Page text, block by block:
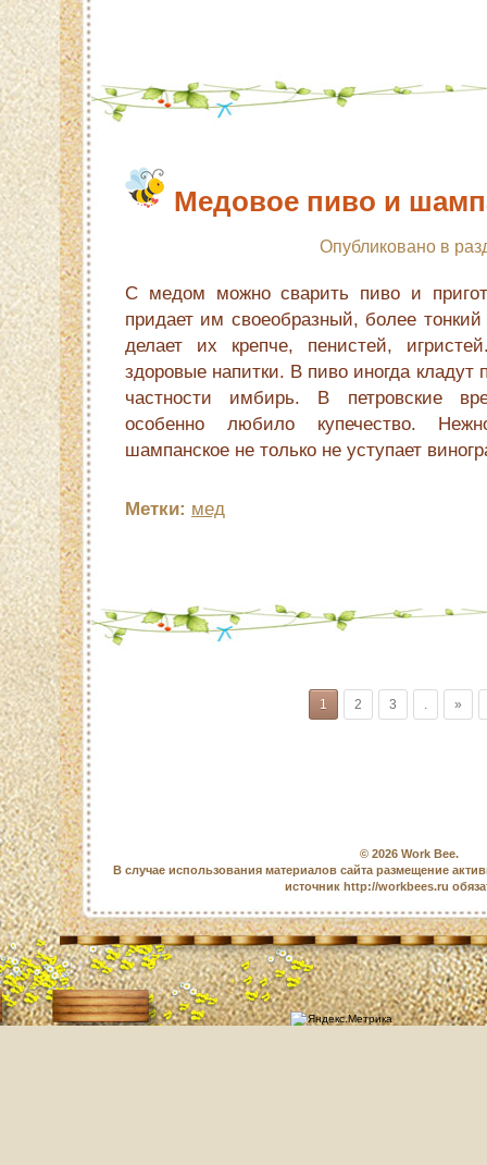
Медовое пиво и
Опубликовано в
С медом можно сварить пиво и
придает им своеобразный, более
делает их крепче, пенистей,
здоровые напитки. В пиво иногда кладут
частности имбирь. В петровские
особенно любило купечество.
шампанское не только не уступает
Метки: мед
1 2 3 . »
© 2026 Work Bee.
В случае использования материалов сайта размещение
источник http://workbees.ru